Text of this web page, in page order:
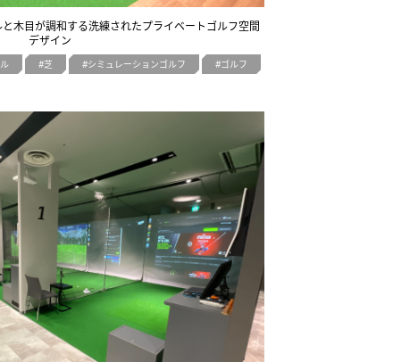
木目が調和する洗練されたプライベートゴルフ空間
デザイン
芝 シミュレーションゴルフ ゴルフ